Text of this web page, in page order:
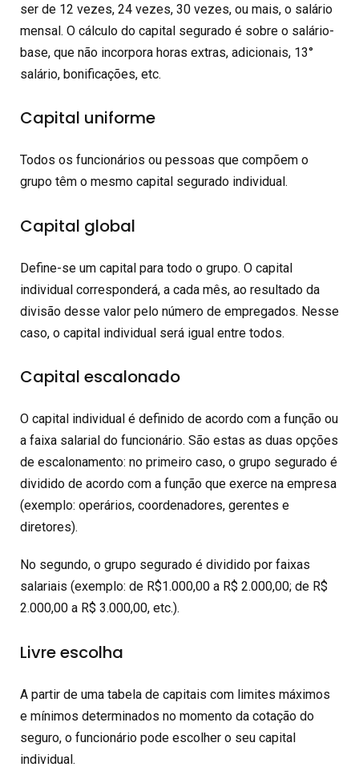
ser de 12 vezes, 24 vezes, 30 vezes, ou mais, o salário
mensal. O cálculo do capital segurado é sobre o salário-
base, que não incorpora horas extras, adicionais, 13°
salário, bonificações, etc.
Capital uniforme
Todos os funcionários ou pessoas que compõem o
grupo têm o mesmo capital segurado individual.
Capital global
Define-se um capital para todo o grupo. O capital
individual corresponderá, a cada mês, ao resultado da
divisão desse valor pelo número de empregados. Nesse
caso, o capital individual será igual entre todos.
Capital escalonado
O capital individual é definido de acordo com a função ou
a faixa salarial do funcionário. São estas as duas opções
de escalonamento: no primeiro caso, o grupo segurado é
dividido de acordo com a função que exerce na empresa
(exemplo: operários, coordenadores, gerentes e
diretores).
No segundo, o grupo segurado é dividido por faixas
salariais (exemplo: de R$1.000,00 a R$ 2.000,00; de R$
2.000,00 a R$ 3.000,00, etc.).
Livre escolha
A partir de uma tabela de capitais com limites máximos
e mínimos determinados no momento da cotação do
seguro, o funcionário pode escolher o seu capital
individual.